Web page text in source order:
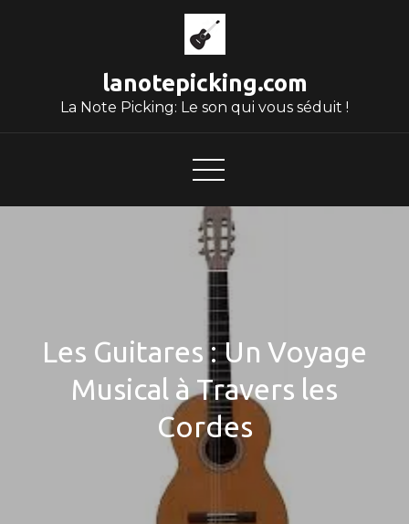
lanotepicking.com
La Note Picking: Le son qui vous séduit !
Les Guitares : Un Voyage
Musical à Travers les
Cordes